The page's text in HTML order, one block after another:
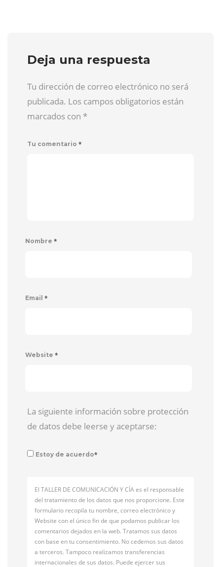
Deja una respuesta
Tu dirección de correo electrónico no será
publicada. Los campos obligatorios están
marcados con *
Tu comentario *
Nombre *
Email *
Website *
La siguiente información sobre protección
de datos debe leerse y aceptarse:
Estoy de acuerdo*
El TALLER DE COMUNICACIÓN Y CÍA es el responsable
del tratamiento de los datos que nos proporcione. Este
formulario recopila tu nombre, correo electrónico y
Website con el único fin de que podamos publicar los
comentarios dejados en la web. Tratamos sus datos
con base en tu consentimiento. No cedemos sus datos
a terceros. Tampoco realizamos transferencias
internacionales de sus datos. Puede ejercer sus